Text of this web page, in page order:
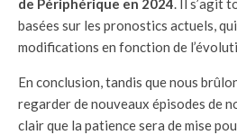
de Périphérique en 2024. Il s’agit
basées sur les pronostics actuels,
modifications en fonction de
En conclusion, tandis que nous
regarder de nouveaux épisodes de
clair que la patience sera de mise